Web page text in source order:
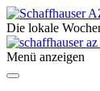
Die lokale
Menü anzeigen